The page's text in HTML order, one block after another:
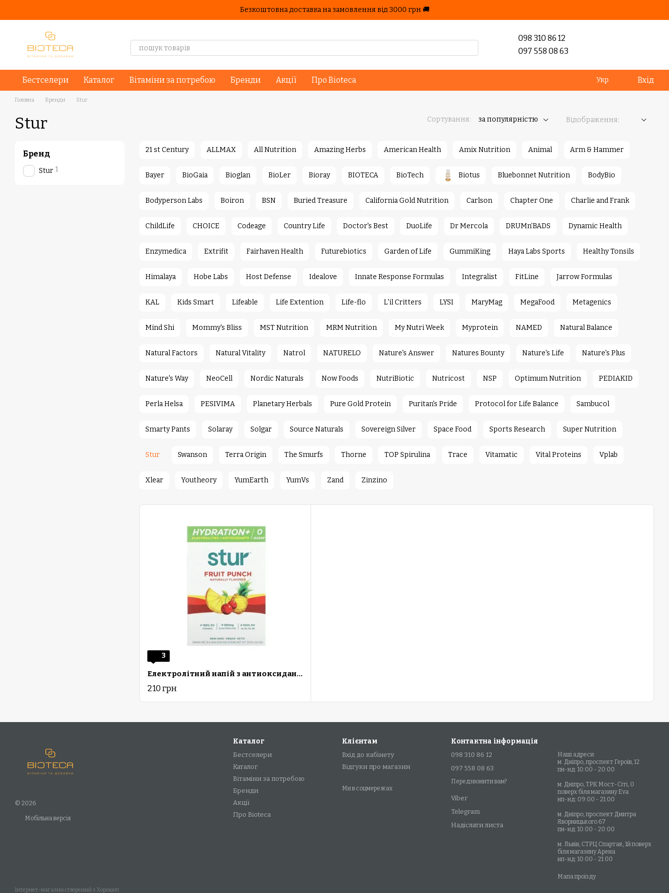
Безкоштовна доставка на замовлення від 3000 грн 🚚
098 310 86 12
097 558 08 63
Бестселери Каталог Вітаміни за потребою Бренди Акції Про Bioteca Укр Вхід
Головна Бренди Stur
Stur Сортування: за популярністю Відображення:
21 st Century ALLMAX All Nutrition Amazing Herbs American Health Amix Nutrition Animal Arm & Hammer
Bayer BioGaia Bioglan BioLer Bioray BIOTECA BioTech Biotus Bluebonnet Nutrition BodyBio
Bodyperson Labs Boiron BSN Buried Treasure California Gold Nutrition Carlson Chapter One Charlie and Frank
ChildLife CHOICE Codeage Country Life Doctor's Best DuoLife Dr Mercola DRUMn’BADS Dynamic Health
Enzymedica Extrifit Fairhaven Health Futurebiotics Garden of Life GummiKing Haya Labs Sports Healthy Tonsils
Himalaya Hobe Labs Host Defense Idealove Innate Response Formulas Integralist FitLine Jarrow Formulas
KAL Kids Smart Lifeable Life Extention Life-flo L'il Critters LYSI MaryMag MegaFood Metagenics
Mind Shi Mommy's Bliss MST Nutrition MRM Nutrition My Nutri Week Myprotein NAMED Natural Balance
Natural Factors Natural Vitality Natrol NATURELO Nature's Answer Natures Bounty Nature's Life Nature's Plus
Nature's Way NeoCell Nordic Naturals Now Foods NutriBiotic Nutricost NSP Optimum Nutrition PEDIAKID
Perla Helsa PESIVIMA Planetary Herbals Pure Gold Protein Puritan's Pride Protocol for Life Balance Sambucol
Smarty Pants Solaray Solgar Source Naturals Sovereign Silver Space Food Sports Research Super Nutrition
Stur Swanson Terra Origin The Smurfs Thorne TOP Spirulina Trace Vitamatic Vital Proteins Vplab
Xlear Youtheory YumEarth YumVs Zand Zinzino
3
Електролітний напій з антиоксидантами Stur Hydration+, фруктовий пунш, 8 стіків
210 грн
Бренд
Stur 1
© 2026
Мобільна версія
Інтернет-магазин створений з Хорошоп
Каталог
Бестселери
Каталог
Вітаміни за потребою
Бренди
Акції
Про Bioteca
Клієнтам
Вхід до кабінету
Відгуки про магазин
Ми в соцмережах
Контактна інформація
098 310 86 12
097 558 08 63
Передзвонити вам?
Viber
Telegram
Надіслати листа
Наші адреси:
м. Дніпро, проспект Героїв, 12
пн-нд: 10:00 - 20:00
м. Дніпро, ТРК Мост-Сіті, 0
поверх біля магазину Eva
нп-нд: 09:00 - 21:00
м. Дніпро, проспект Дмитра
Яворницького 67
пн-нд: 10:00 - 20:00
м. Львів, СТРЦ Спартак, 1й поверх
біля магазину Арена
нп-нд: 10:00 - 21:00
Мапа проїзду